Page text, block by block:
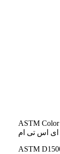
ASTM Color
اس تی ام
ASTM